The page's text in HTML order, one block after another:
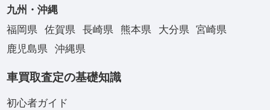
九州・沖縄
福岡県
佐賀県 長崎県 熊本県 大分県
宮崎県
鹿児島県
沖縄県
車買取査定の基礎知識
初心者ガイド